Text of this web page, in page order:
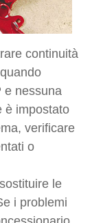
continuità
e nessuna
è impostato
verificare
o
le
i problemi